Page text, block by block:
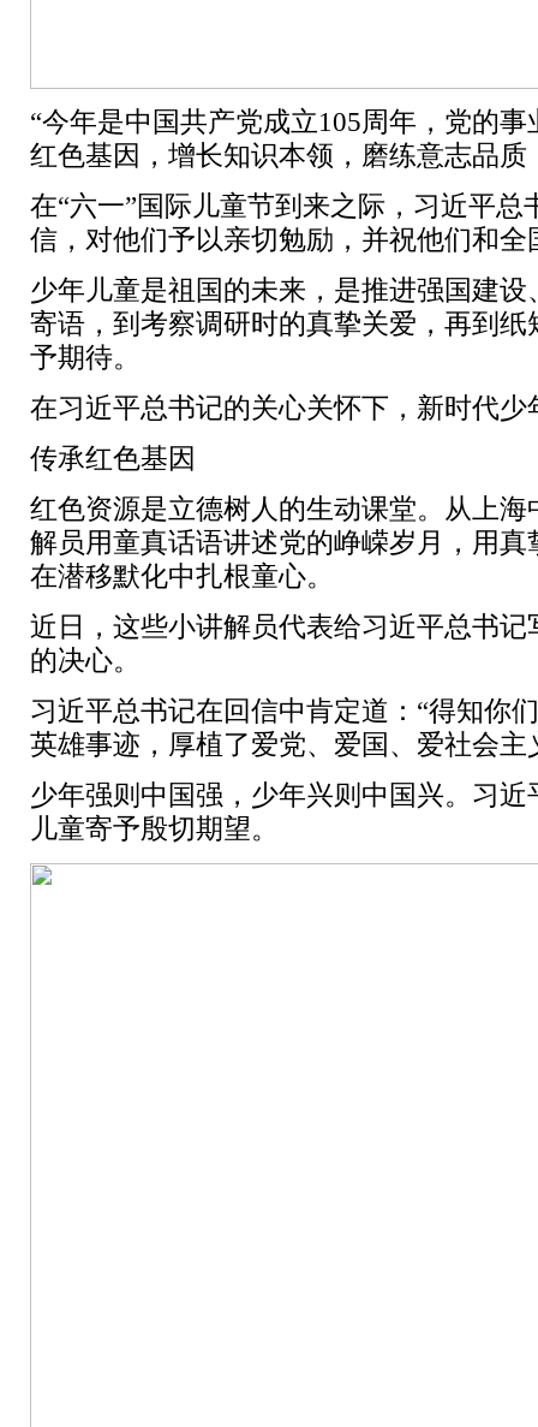
“今年是中国共产党成立105周年，党的
红色基因，增长知识本领，磨练意志品
在“六一”国际儿童节到来之际，习近平
信，对他们予以亲切勉励，并祝他们和
少年儿童是祖国的未来，是推进强国建
寄语，到考察调研时的真挚关爱，再到
予期待。
在习近平总书记的关心关怀下，新时代
传承红色基因
红色资源是立德树人的生动课堂。从上
解员用童真话语讲述党的峥嵘岁月，用
在潜移默化中扎根童心。
近日，这些小讲解员代表给习近平总书
的决心。
习近平总书记在回信中肯定道：“得知你
英雄事迹，厚植了爱党、爱国、爱社会
少年强则中国强，少年兴则中国兴。习
儿童寄予殷切期望。